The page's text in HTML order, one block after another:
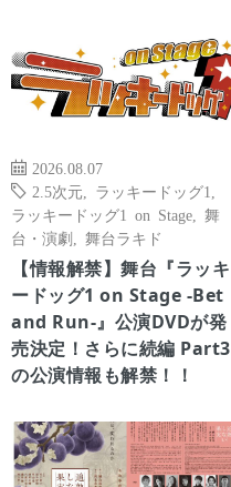
2026.08.07
2.5次元
ラッキードッグ1
ラッキードッグ1 on Stage
舞
台・演劇
舞台ラキド
【情報解禁】舞台『ラッキ
ードッグ1 on Stage -Bet
and Run-』公演DVDが発
売決定！さらに続編 Part3
の公演情報も解禁！！